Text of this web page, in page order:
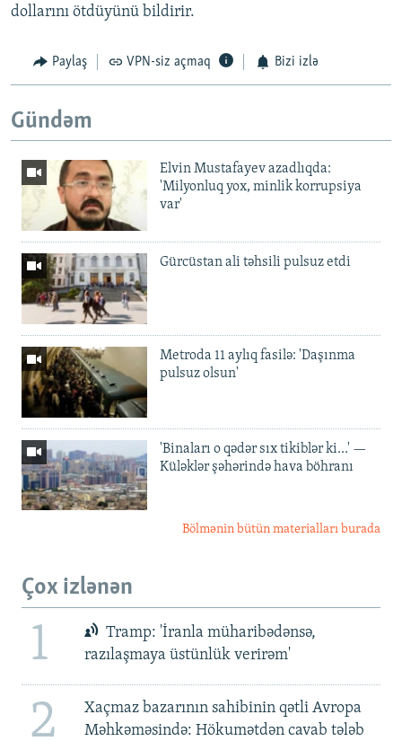
dollarını ötdüyünü bildirir.
Paylaş VPN-siz açmaq Bizi izlə
Gündəm
Elvin Mustafayev azadlıqda:
'Milyonluq yox, minlik korrupsiya
var'
Gürcüstan ali təhsili pulsuz etdi
Metroda 11 aylıq fasilə: 'Daşınma
pulsuz olsun'
'Binaları o qədər sıx tikiblər ki...' —
Küləklər şəhərində hava böhranı
Bölmənin bütün materialları burada
Çox izlənən
1
Tramp: 'İranla müharibədənsə,
razılaşmaya üstünlük verirəm'
2
Xaçmaz bazarının sahibinin qətli Avropa
Məhkəməsində: Hökumətdən cavab tələb